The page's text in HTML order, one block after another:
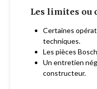
Les limites ou
Certaines
techniques.
Les pièces
Un entretien
constructeur.